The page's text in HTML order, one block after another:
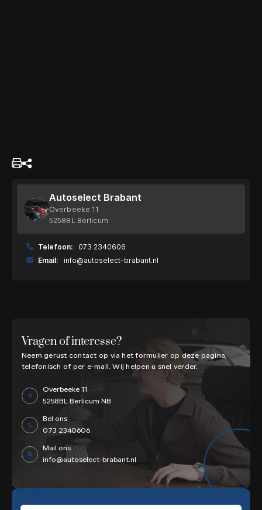
Autoselect Brabant
Overbeeke 11
5258BL Berlicum
Telefoon:
073 2340606
Email:
info@autoselect-brabant.nl
Vragen of interesse?
Neem gerust contact op via het formulier op deze pagina,
telefonisch of per e-mail. Wij helpen u snel verder.
Overbeeke 11
5258BL Berlicum NB
Bel ons
073 2340606
Mail ons
info@autoselect-brabant.nl